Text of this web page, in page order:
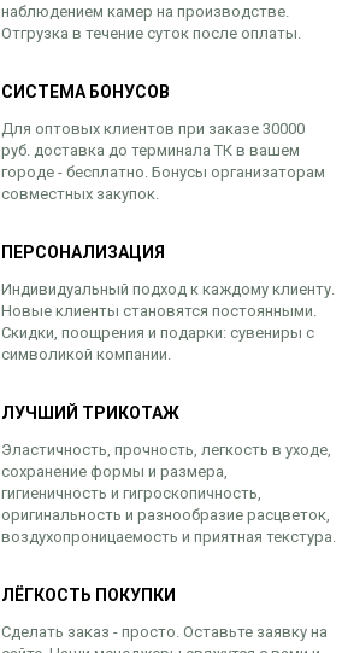
наблюдением камер на производстве.
Отгрузка в течение суток после оплаты.
СИСТЕМА БОНУСОВ
Для оптовых клиентов при заказе 30000
руб. доставка до терминала ТК в вашем
городе - бесплатно. Бонусы организаторам
совместных закупок.
ПЕРСОНАЛИЗАЦИЯ
Индивидуальный подход к каждому клиенту.
Новые клиенты становятся постоянными.
Скидки, поощрения и подарки: сувениры с
символикой компании.
ЛУЧШИЙ ТРИКОТАЖ
Эластичность, прочность, легкость в уходе,
сохранение формы и размера,
гигиеничность и гигроскопичность,
оригинальность и разнообразие расцветок,
воздухопроницаемость и приятная текстура.
ЛЁГКОСТЬ ПОКУПКИ
Сделать заказ - просто. Оставьте заявку на